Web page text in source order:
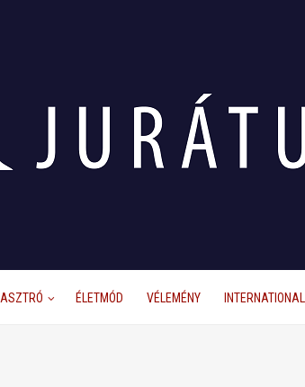
ÉLETMÓD VÉLEMÉNY INTERNATIONAL